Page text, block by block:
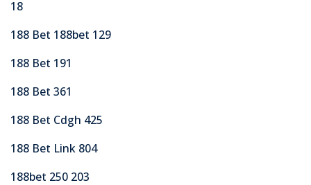
18
188 Bet 188bet 129
188 Bet 191
188 Bet 361
188 Bet Cdgh 425
188 Bet Link 804
188bet 250 203